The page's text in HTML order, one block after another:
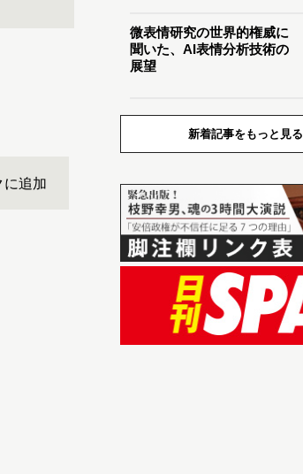
に追加
微表情研究の世界的権威に
聞いた、AI表情分析技術の
展望
新着記事をもっと見る